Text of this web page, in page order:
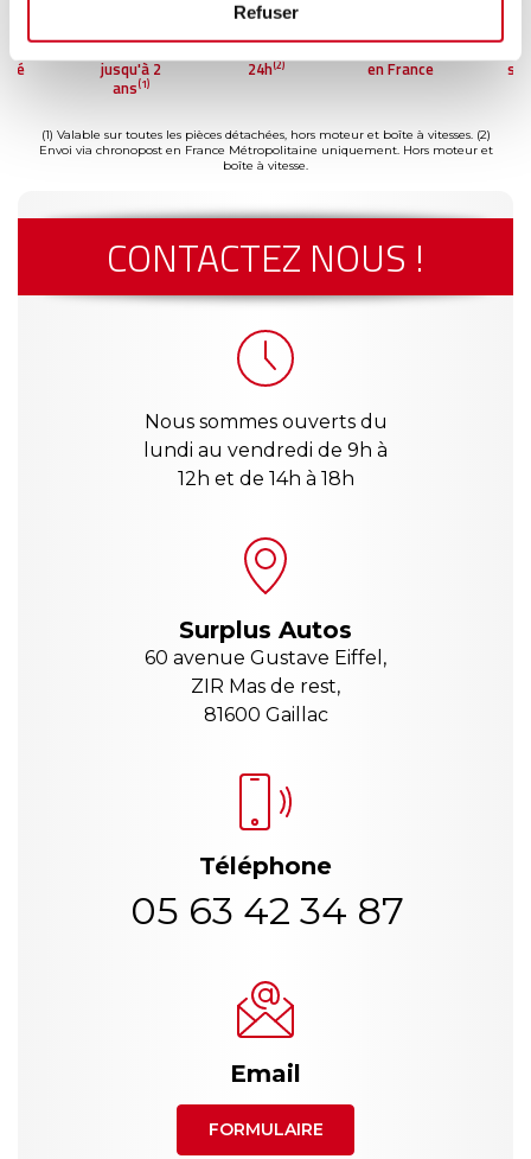
Refuser
Garantie
jusqu'à 2
ans(1)
Livraison dès
24h(2)
Reconditionné
en France
(1) Valable sur toutes les pièces détachées, hors moteur et boîte à vitesses. (2)
Envoi via chronopost en France Métropolitaine uniquement. Hors moteur et
boîte à vitesse.
CONTACTEZ NOUS !
Nous sommes ouverts du
lundi au vendredi de 9h à
12h et de 14h à 18h
Surplus Autos
60 avenue Gustave Eiffel,
ZIR Mas de rest,
81600 Gaillac
Téléphone
05 63 42 34 87
Email
FORMULAIRE